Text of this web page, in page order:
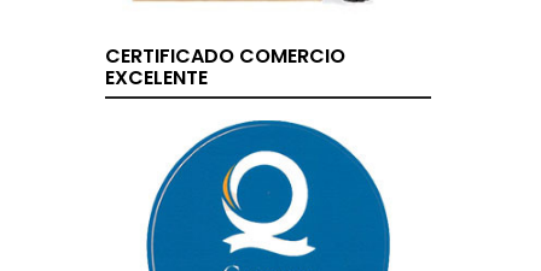
CERTIFICADO COMERCIO
EXCELENTE